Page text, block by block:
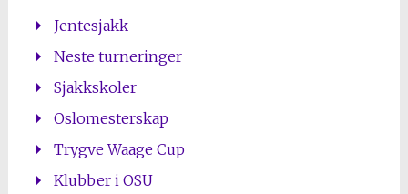
Jentesjakk
Neste turneringer
Sjakkskoler
Oslomesterskap
Trygve Waage Cup
Klubber i OSU